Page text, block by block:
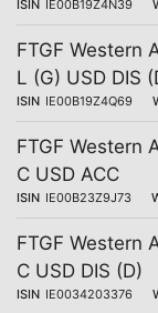
ISIN IE00B19Z4N39
FTGF Western
L (G) USD DIS
ISIN IE00B19Z4Q69
FTGF Western
C USD ACC
ISIN IE00B23Z9J73
FTGF Western
C USD DIS (D)
ISIN IE0034203376